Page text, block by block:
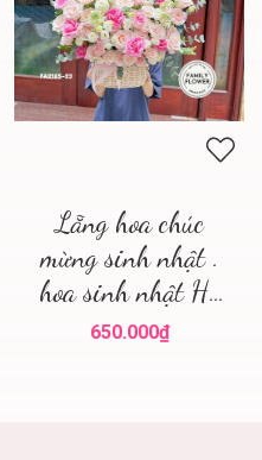
Lẵng hoa chúc
mừng sinh nhật .
hoa sinh nhật Hà
Nội
650.000₫